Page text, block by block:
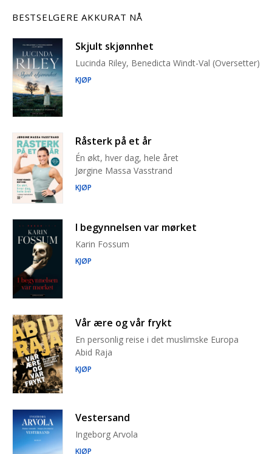
BESTSELGERE AKKURAT NÅ
Skjult skjønnhet
Lucinda Riley, Benedicta Windt-Val (Oversetter)
KJØP
Råsterk på et år
Én økt, hver dag, hele året
Jørgine Massa Vasstrand
KJØP
I begynnelsen var mørket
Karin Fossum
KJØP
Vår ære og vår frykt
En personlig reise i det muslimske Europa
Abid Raja
KJØP
Vestersand
Ingeborg Arvola
KJØP